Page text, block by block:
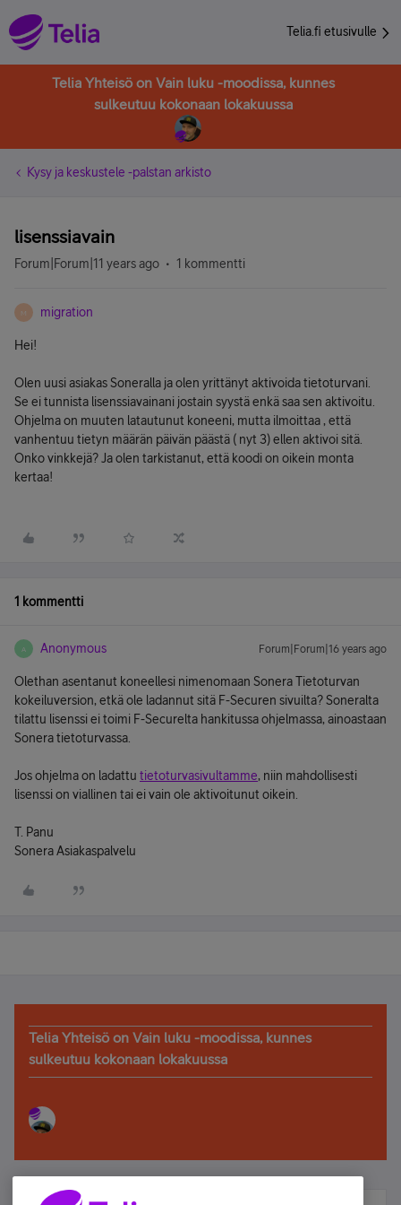
Telia.fi etusivulle
Telia Yhteisö on Vain luku -moodissa, kunnes
sulkeutuu kokonaan lokakuussa
Kysy ja keskustele -palstan arkisto
lisenssiavain
Forum|Forum|11 years ago 1 kommentti
M migration
Hei!
Olen uusi asiakas Soneralla ja olen yrittänyt aktivoida tietoturvani.
Se ei tunnista lisenssiavainani jostain syystä enkä saa sen aktivoitu.
Ohjelma on muuten latautunut koneeni, mutta ilmoittaa , että
vanhentuu tietyn määrän päivän päästä ( nyt 3) ellen aktivoi sitä.
Onko vinkkejä? Ja olen tarkistanut, että koodi on oikein monta
kertaa!
1 kommentti
A Anonymous Forum|Forum|16 years ago
Olethan asentanut koneellesi nimenomaan Sonera Tietoturvan
kokeiluversion, etkä ole ladannut sitä F-Securen sivuilta? Soneralta
tilattu lisenssi ei toimi F-Securelta hankitussa ohjelmassa, ainoastaan
Sonera tietoturvassa.
Jos ohjelma on ladattu tietoturvasivultamme, niin mahdollisesti
lisenssi on viallinen tai ei vain ole aktivoitunut oikein.
T. Panu
Sonera Asiakaspalvelu
Telia Yhteisö on Vain luku -moodissa, kunnes
sulkeutuu kokonaan lokakuussa